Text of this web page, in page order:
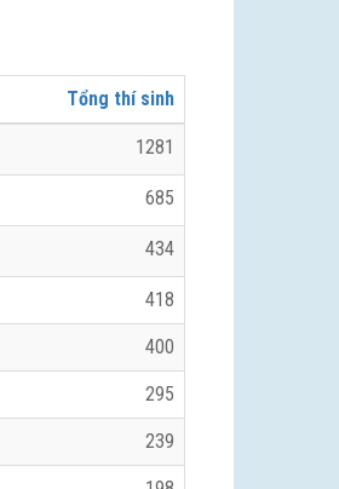
Tổng thí sinh
1281
685
434
418
400
295
239